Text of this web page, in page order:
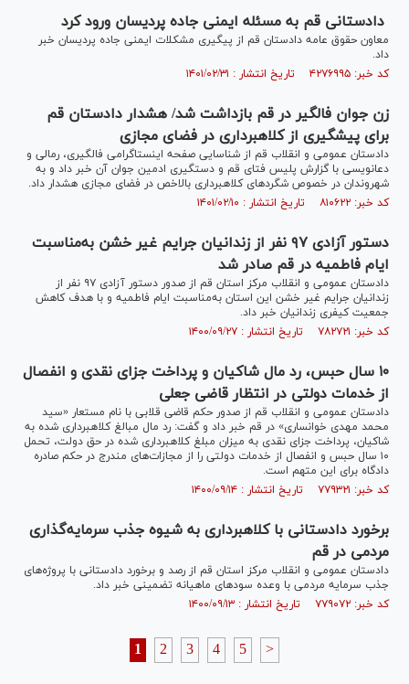
دادستانی قم به مسئله ایمنی جاده پردیسان ورود کرد
معاون حقوق عامه دادستان قم از پیگیری مشکلات ایمنی جاده پردیسان خبر
داد.
کد خبر: ۴۲۷۶۹۹۵ تاریخ انتشار : ۱۴۰۱/۰۲/۳۱
زن جوان فالگیر در قم بازداشت شد/ هشدار دادستان قم
برای پیشگیری از کلاهبرداری در فضای مجازی
دادستان عمومی و انقلاب قم از شناسایی صفحه اینستاگرامی فالگیری، رمالی و
دعانویسی با گزارش پلیس فتای قم و دستگیری ادمین جوان آن خبر داد و به
شهروندان در خصوص شگرد‌های کلاهبرداری بالاخص در فضای مجازی هشدار داد.
کد خبر: ۸۱۰۶۲۲ تاریخ انتشار : ۱۴۰۱/۰۲/۱۰
دستور آزادی ۹۷ نفر از زندانیان جرایم غیر خشن به‌مناسبت
ایام فاطمیه در قم صادر شد
دادستان عمومی و انقلاب مرکز استان قم از صدور دستور آزادی ۹۷ نفر از
زندانیان جرایم غیر خشن این استان به‌مناسبت ایام فاطمیه و با هدف کاهش
جمعیت کیفری زندانیان خبر داد.
کد خبر: ۷۸۲۷۲۱ تاریخ انتشار : ۱۴۰۰/۰۹/۲۷
۱۰ سال حبس، رد مال شاکیان و پرداخت جزای نقدی و انفصال
از خدمات دولتی در انتظار قاضی جعلی
دادستان عمومی و انقلاب قم از صدور حکم قاضی قلابی با نام مستعار «سید
محمد مهدی خوانساری» در قم خبر داد و گفت: رد مال مبالغ کلاهبرداری شده به
شاکیان، پرداخت جزای نقدی به میزان مبلغ کلاهبرداری شده در حق دولت، تحمل
۱۰ سال حبس و انفصال از خدمات دولتی را از مجازات‌های مندرج در حکم صادره
دادگاه برای این متهم است.
کد خبر: ۷۷۹۳۲۱ تاریخ انتشار : ۱۴۰۰/۰۹/۱۴
برخورد دادستانی با کلاهبرداری به شیوه جذب سرمایه‌گذاری
مردمی در قم
دادستان عمومی و انقلاب مرکز استان قم از رصد و برخورد دادستانی با پروژه‌های
جذب سرمایه مردمی با وعده سود‌های ماهیانه تضمینی خبر داد.
کد خبر: ۷۷۹۰۷۲ تاریخ انتشار : ۱۴۰۰/۰۹/۱۳
1 2 3 4 5 >